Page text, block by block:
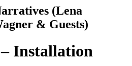
(Lena
& Guests)
Installation